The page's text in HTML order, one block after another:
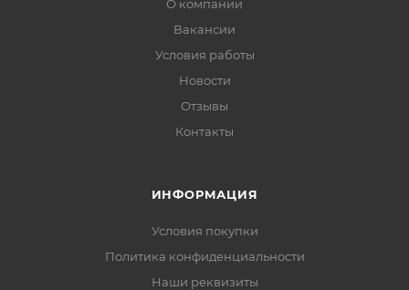
О компании
Вакансии
Условия работы
Новости
Отзывы
Контакты
ИНФОРМАЦИЯ
Условия покупки
Политика конфиденциальности
Наши реквизиты